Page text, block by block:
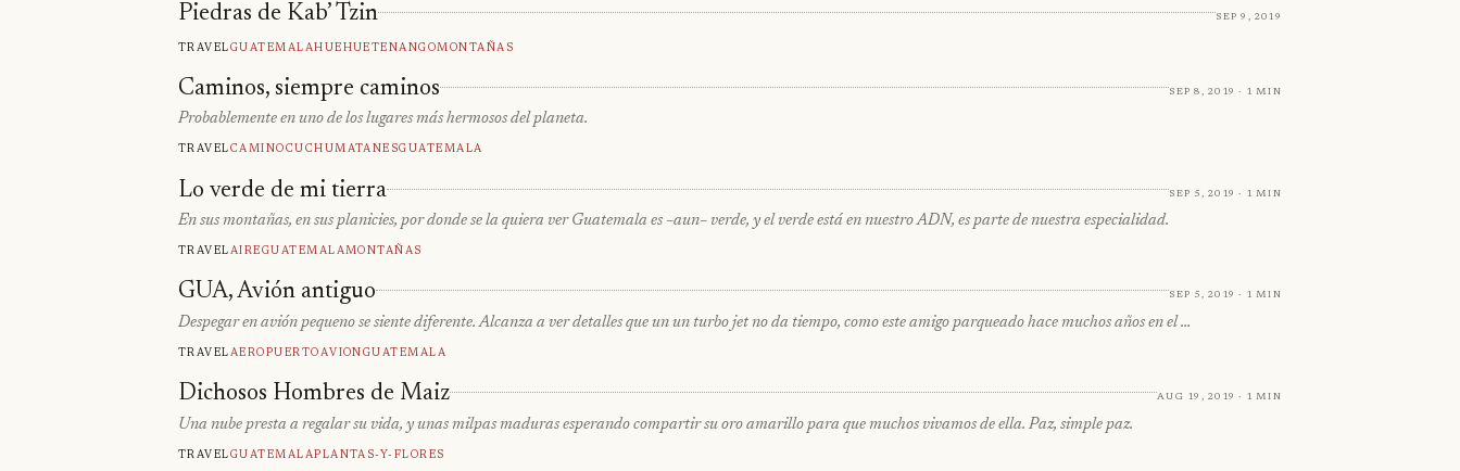
Piedras de Kab’ Tzin Sep 9, 2019
TravelGuatemalaHuehuetenangoMontañas
Caminos, siempre caminos Sep 8, 2019 · 1 min
Probablemente en uno de los lugares más hermosos del planeta.
TravelCaminoCuchumatanesGuatemala
Lo verde de mi tierra Sep 5, 2019 · 1 min
En sus montañas, en sus planicies, por donde se la quiera ver Guatemala es –aun– verde, y el verde está en nuestro ADN, es parte de nuestra especialidad.
TravelAireGuatemalaMontañas
GUA, Avión antiguo Sep 5, 2019 · 1 min
Despegar en avión pequeno se siente diferente. Alcanza a ver detalles que un un turbo jet no da tiempo, como este amigo parqueado hace muchos años en el …
TravelAeropuertoAvionGuatemala
Dichosos Hombres de Maiz Aug 19, 2019 · 1 min
Una nube presta a regalar su vida, y unas milpas maduras esperando compartir su oro amarillo para que muchos vivamos de ella. Paz, simple paz.
TravelGuatemalaPlantas-Y-Flores